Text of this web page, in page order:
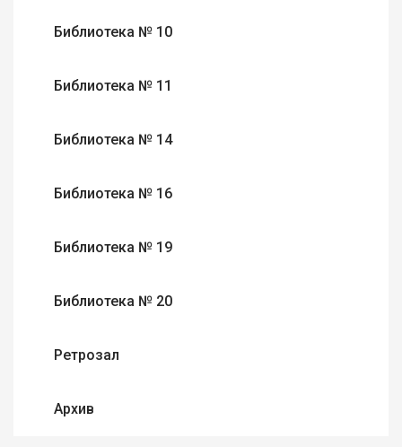
Библиотека № 10
Библиотека № 11
Библиотека № 14
Библиотека № 16
Библиотека № 19
Библиотека № 20
Ретрозал
Архив